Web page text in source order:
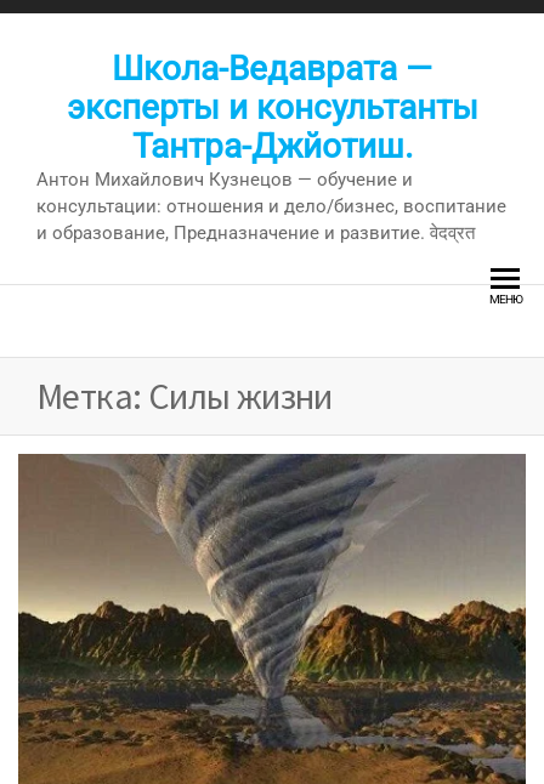
Перейти
Школа-Ведаврата —
эксперты и консультанты
Тантра-Джйотиш.
Антон Михайлович Кузнецов — обучение и
консультации: отношения и дело/бизнес, воспитание
и образование, Предназначение и развитие. वेदव्रत
МЕНЮ
Метка: Силы жизни